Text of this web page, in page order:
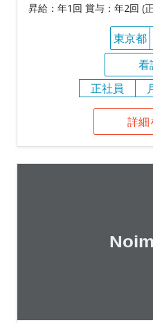
昇給：年1回 賞与：年2回 (
東京都
看
正社員
詳細